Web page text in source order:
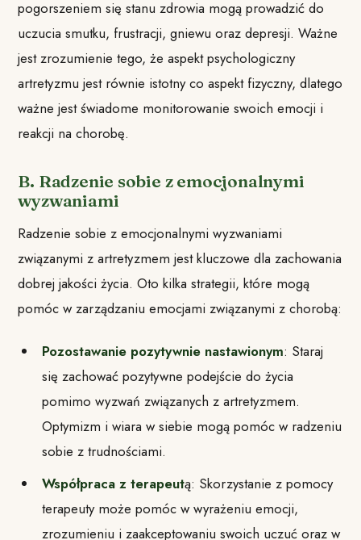
pogorszeniem się stanu zdrowia mogą prowadzić do
uczucia smutku, frustracji, gniewu oraz depresji. Ważne
jest zrozumienie tego, że aspekt psychologiczny
artretyzmu jest równie istotny co aspekt fizyczny, dlatego
ważne jest świadome monitorowanie swoich emocji i
reakcji na chorobę.
B. Radzenie sobie z emocjonalnymi
wyzwaniami
Radzenie sobie z emocjonalnymi wyzwaniami
związanymi z artretyzmem jest kluczowe dla zachowania
dobrej jakości życia. Oto kilka strategii, które mogą
pomóc w zarządzaniu emocjami związanymi z chorobą:
Pozostawanie pozytywnie nastawionym: Staraj
się zachować pozytywne podejście do życia
pomimo wyzwań związanych z artretyzmem.
Optymizm i wiara w siebie mogą pomóc w radzeniu
sobie z trudnościami.
Współpraca z terapeutą: Skorzystanie z pomocy
terapeuty może pomóc w wyrażeniu emocji,
zrozumieniu i zaakceptowaniu swoich uczuć oraz w